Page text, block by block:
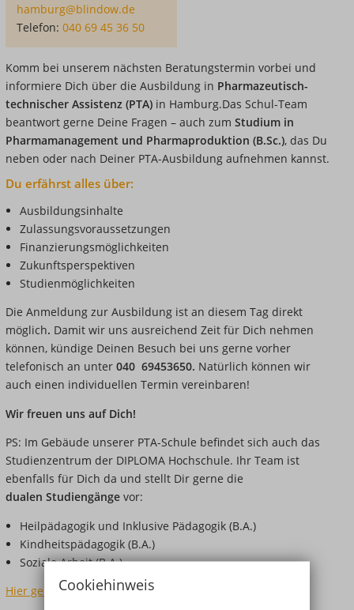
Cookiehinweis
hamburg@blindow.de
Telefon: 040 69 45 36 50
Komm bei unserem nächsten Beratungstermin vorbei und
informiere Dich über die Ausbildung in Pharmazeutisch-
technischer Assistenz (PTA) in Hamburg.Das Schul-Team
beantwort gerne Deine Fragen – auch zum Studium in
Pharmamanagement und Pharmaproduktion (B.Sc.), das Du
neben oder nach Deiner PTA-Ausbildung aufnehmen kannst.
Du erfährst alles über:
Ausbildungsinhalte
Zulassungsvoraussetzungen
Finanzierungsmöglichkeiten
Zukunftsperspektiven
Studienmöglichkeiten
Die Anmeldung zur Ausbildung ist an diesem Tag direkt
möglich. Damit wir uns ausreichend Zeit für Dich nehmen
können, kündige Deinen Besuch bei uns gerne vorher
telefonisch an unter 040 69453650. Natürlich können wir
auch einen individuellen Termin vereinbaren!
Wir freuen uns auf Dich!
PS: Im Gebäude unserer PTA-Schule befindet sich auch das
Studienzentrum der DIPLOMA Hochschule. Ihr Team ist
ebenfalls für Dich da und stellt Dir gerne die
dualen Studiengänge vor:
Heilpädagogik und Inklusive Pädagogik (B.A.)
Kindheitspädagogik (B.A.)
Soziale Arbeit (B.A.)
Hier geht's zum Standort